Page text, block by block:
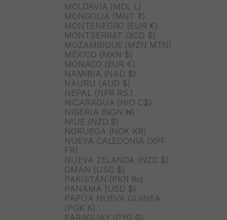
MOLDAVIA (MDL L)
MONGOLIA (MNT ₮)
MONTENEGRO (EUR €)
MONTSERRAT (XCD $)
MOZAMBIQUE (MZN MTN)
MÉXICO (MXN $)
MÓNACO (EUR €)
NAMIBIA (NAD $)
NAURU (AUD $)
NEPAL (NPR RS.)
NICARAGUA (NIO C$)
NIGERIA (NGN ₦)
NIUE (NZD $)
NORUEGA (NOK KR)
NUEVA CALEDONIA (XPF
FR)
NUEVA ZELANDA (NZD $)
OMÁN (USD $)
PAKISTÁN (PKR ₨)
PANAMÁ (USD $)
PAPÚA NUEVA GUINEA
(PGK K)
PARAGUAY (PYG ₲)